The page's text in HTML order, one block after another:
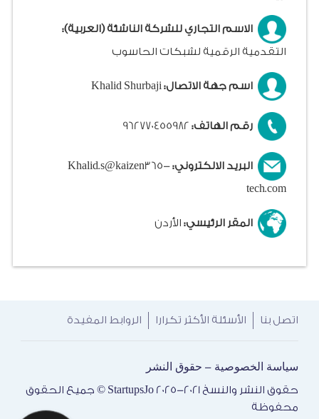
الاسم التجاري للشركة الناشئة (العربية):
التقدمية الرقمية لشبكات الحاسوب
اسم جهة الاتصال:Khalid Shurbaji
رقم الهاتف: 962770455982
البريد الالكتروني:Khalid.s@kaizen365-
tech.com
المقر الرئيسي: الأردن
اتصل بنا الأسئلة الأكثر تكرارا الروابط المفيدة
سياسة الخصوصية - حقوق النشر
حقوق النشر والنسخ 2021-2025 StartupsJo © جميع الحقوق
محفوظة